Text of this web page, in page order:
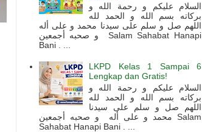
السلام عليكم و رحمة الله و
بركاته بسم الله و الحمد لله
اللهم صل و سلم على سيدنا محمد و على أله
و صحبه أجمعين Salam Sahabat Hanapi
Bani . ...
LKPD Kelas 1 Sampai 6
Lengkap dan Gratis!
السلام عليكم و رحمة الله و
بركاته بسم الله و الحمد لله
اللهم صل و سلم على سيدنا
محمد و على أله و صحبه أجمعين Salam
Sahabat Hanapi Bani . ...